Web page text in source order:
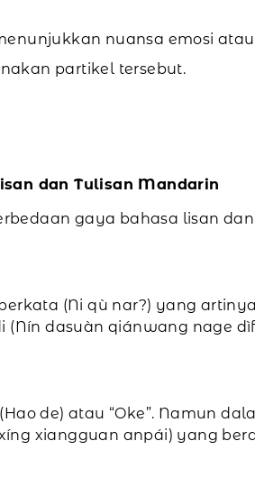
nuansa emosi
partikel tersebut.
dan Tulisan Mandarin
gaya bahasa lisan
(Ni qù nar?) yang
dasuàn qiánwang nage
de) atau “Oke”. Namun
xiangguan anpái) yang